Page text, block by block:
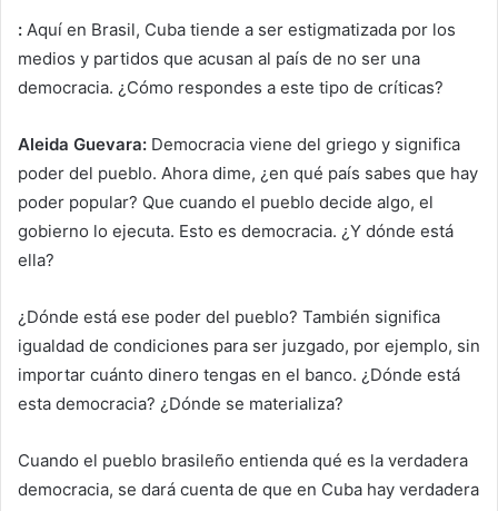
: Aquí en Brasil, Cuba tiende a ser estigmatizada por los
medios y partidos que acusan al país de no ser una
democracia. ¿Cómo respondes a este tipo de críticas?
Aleida Guevara: Democracia viene del griego y significa
poder del pueblo. Ahora dime, ¿en qué país sabes que hay
poder popular? Que cuando el pueblo decide algo, el
gobierno lo ejecuta. Esto es democracia. ¿Y dónde está
ella?
¿Dónde está ese poder del pueblo? También significa
igualdad de condiciones para ser juzgado, por ejemplo, sin
importar cuánto dinero tengas en el banco. ¿Dónde está
esta democracia? ¿Dónde se materializa?
Cuando el pueblo brasileño entienda qué es la verdadera
democracia, se dará cuenta de que en Cuba hay verdadera